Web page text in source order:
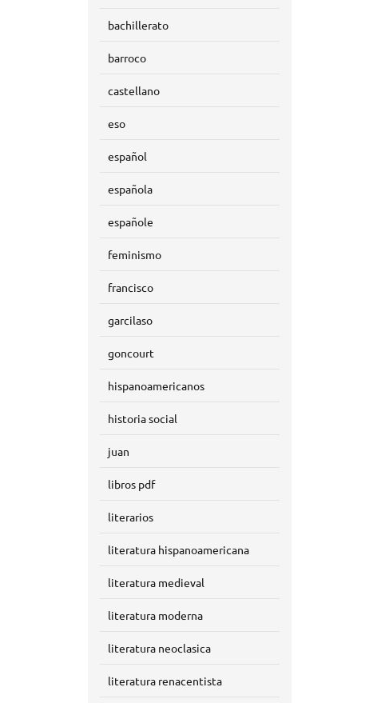
bachillerato
barroco
castellano
eso
español
española
españole
feminismo
francisco
garcilaso
goncourt
hispanoamericanos
historia social
juan
libros pdf
literarios
literatura hispanoamericana
literatura medieval
literatura moderna
literatura neoclasica
literatura renacentista